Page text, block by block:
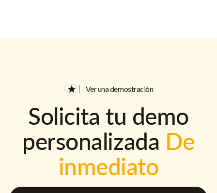
Ver una demostración
Solicita tu demo
personalizada De
inmediato